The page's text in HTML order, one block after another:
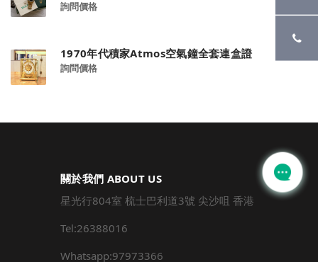
詢問價格
1970年代積家Atmos空氣鐘全套連盒證
詢問價格
關於我們 ABOUT US
星光行804室 梳士巴利道3號 尖沙咀 香港
Tel:26388016
Whatsapp:97973366